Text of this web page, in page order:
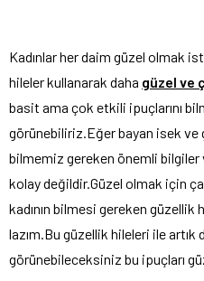
Kadınlar her daim güzel olmak
hileler kullanarak daha güzel ve
basit ama çok etkili ipuçlarını
görünebiliriz.Eğer bayan isek
bilmemiz gereken önemli
kolay değildir.Güzel olmak için
kadının bilmesi gereken güzellik
lazım.Bu güzellik hileleri ile
görünebileceksiniz bu ipuçları